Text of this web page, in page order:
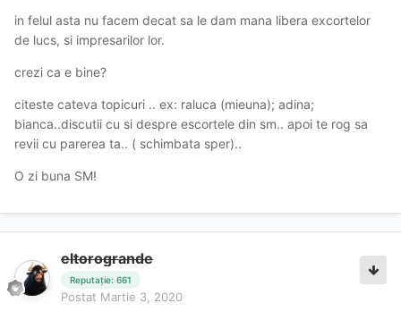
in felul asta nu facem decat sa le dam mana libera excortelor
de lucs, si impresarilor lor.
crezi ca e bine?
citeste cateva topicuri .. ex: raluca (mieuna); adina;
bianca..discutii cu si despre escortele din sm.. apoi te rog sa
revii cu parerea ta.. ( schimbata sper)..
O zi buna SM!
eltorogrande
Reputație: 661
Postat Martie 3, 2020